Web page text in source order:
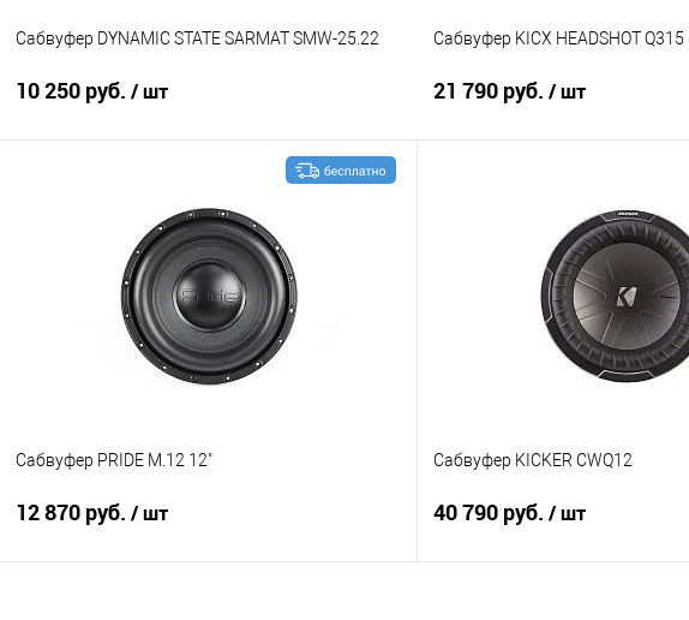
Сабвуфер DYNAMIC STATE SARMAT SMW-25.22
10 250 руб. / шт
В избранное
Сабвуфер KICX HEADSHOT Q315
21 790 руб. / шт
В
Сабвуфер PRIDE M.12 12"
12 870 руб. / шт
Сабвуфер KICKER CWQ12
40 790 руб. / шт